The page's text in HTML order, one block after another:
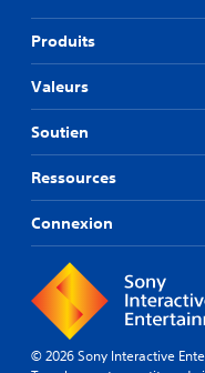
Produits
Valeurs
Soutien
Ressources
Connexion
© 2026 Sony Interactive